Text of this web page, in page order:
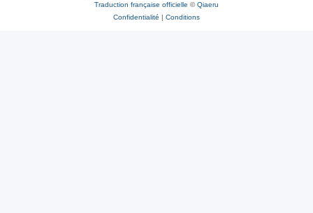
Traduction française officielle ©Qiaeru
Confidentialité | Conditions